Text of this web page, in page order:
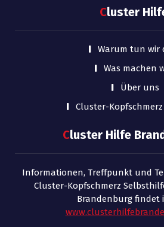
Cluster
Warum tun wir
Was machen
Über uns
Cluster-
Cluster Hilfe
Informationen, Treffpunkt und
Cluster-Kopfschmerz
Brandenburg findet